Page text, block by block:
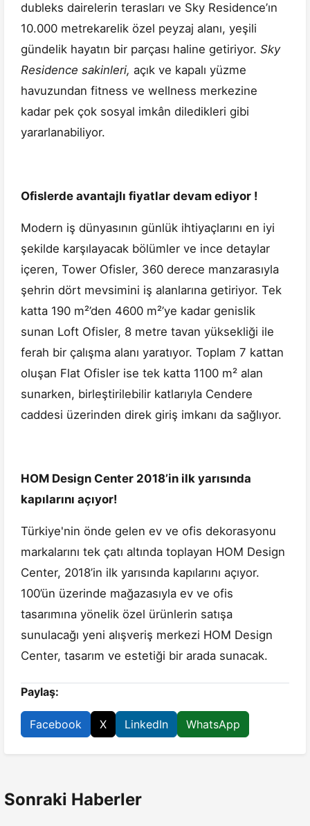
dubleks dairelerin terasları ve Sky Residence’ın
10.000 metrekarelik özel peyzaj alanı, yeşili
gündelik hayatın bir parçası haline getiriyor. Sky
Residence sakinleri, açık ve kapalı yüzme
havuzundan fitness ve wellness merkezine
kadar pek çok sosyal imkân diledikleri gibi
yararlanabiliyor.
Ofislerde avantajlı fiyatlar devam ediyor !
Modern iş dünyasının günlük ihtiyaçlarını en iyi
şekilde karşılayacak bölümler ve ince detaylar
içeren, Tower Ofisler, 360 derece manzarasıyla
şehrin dört mevsimini iş alanlarına getiriyor. Tek
katta 190 m²’den 4600 m²’ye kadar genislik
sunan Loft Ofisler, 8 metre tavan yüksekliği ile
ferah bir çalışma alanı yaratıyor. Toplam 7 kattan
oluşan Flat Ofisler ise tek katta 1100 m² alan
sunarken, birleştirilebilir katlarıyla Cendere
caddesi üzerinden direk giriş imkanı da sağlıyor.
HOM Design Center 2018’in ilk yarısında
kapılarını açıyor!
Türkiye'nin önde gelen ev ve ofis dekorasyonu
markalarını tek çatı altında toplayan HOM Design
Center, 2018’in ilk yarısında kapılarını açıyor.
100’ün üzerinde mağazasıyla ev ve ofis
tasarımına yönelik özel ürünlerin satışa
sunulacağı yeni alışveriş merkezi HOM Design
Center, tasarım ve estetiği bir arada sunacak.
Paylaş:
Facebook X LinkedIn WhatsApp
Sonraki Haberler